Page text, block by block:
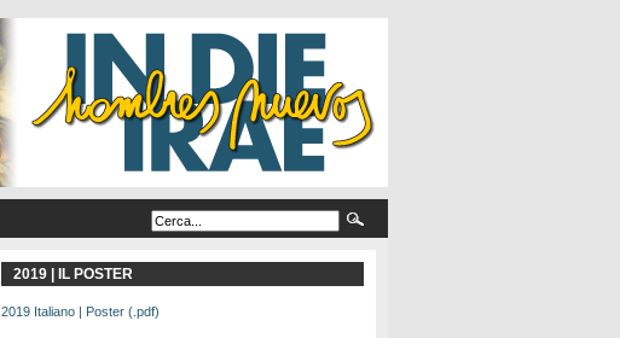
2019 | IL POSTER
2019 Italiano | Poster (.pdf)